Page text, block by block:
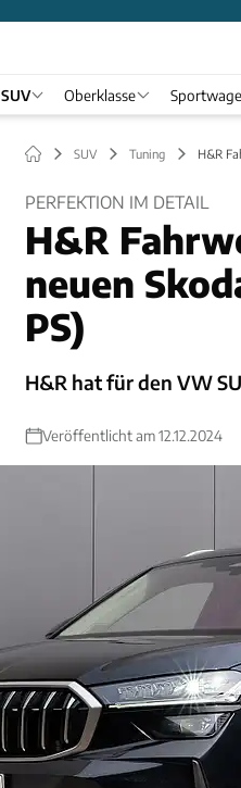
SUV Oberklasse
SUV Tuning
H&R
PERFEKTION IM DETAIL
H&R
neuen
PS)
H&R hat für den VW
Veröffentlicht am 12.12.2024